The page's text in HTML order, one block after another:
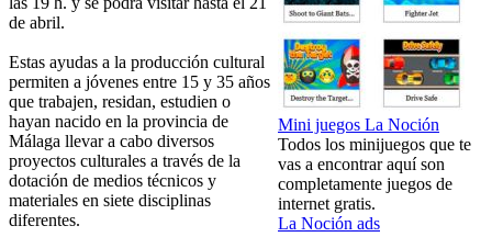
Mini juegos La Noción
Todos los minijuegos que te
vas a encontrar aquí son
completamente juegos de
internet gratis.
La Noción ads
de abril.
Estas ayudas a la producción cultural
permiten a jóvenes entre 15 y 35 años
que trabajen, residan, estudien o
hayan nacido en la provincia de
Málaga llevar a cabo diversos
proyectos culturales a través de la
dotación de medios técnicos y
materiales en siete disciplinas
diferentes.